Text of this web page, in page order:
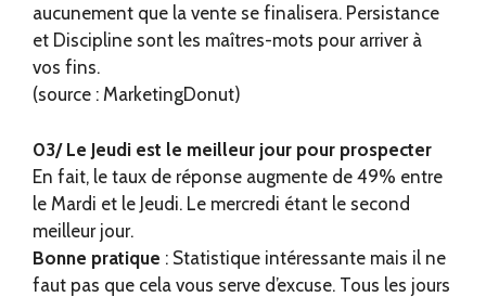
aucunement que la vente se finalisera. Persistance
et Discipline sont les maîtres-mots pour arriver à
vos fins.
(source : MarketingDonut)
03/ Le Jeudi est le meilleur jour pour prospecter
En fait, le taux de réponse augmente de 49% entre
le Mardi et le Jeudi. Le mercredi étant le second
meilleur jour.
Bonne pratique : Statistique intéressante mais il ne
faut pas que cela vous serve d’excuse. Tous les jours